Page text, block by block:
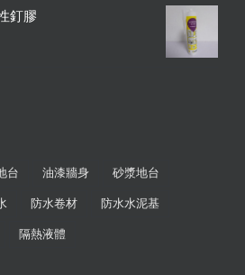
釘膠
台 油漆牆身 砂漿地台
防水卷材 防水水泥基
隔熱液體